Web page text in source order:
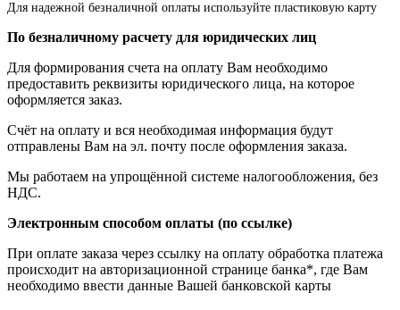
Для надежной безналичной оплаты используйте пластиковую карту
По безналичному расчету для юридических лиц
Для формирования счета на оплату Вам необходимо
предоставить реквизиты юридического лица, на которое
оформляется заказ.
Счёт на оплату и вся необходимая информация будут
отправлены Вам на эл. почту после оформления заказа.
Мы работаем на упрощённой системе налогообложения, без
НДС.
Электронным способом оплаты (по ссылке)
При оплате заказа через ссылку на оплату обработка платежа
происходит на авторизационной странице банка*, где Вам
необходимо ввести данные Вашей банковской карты